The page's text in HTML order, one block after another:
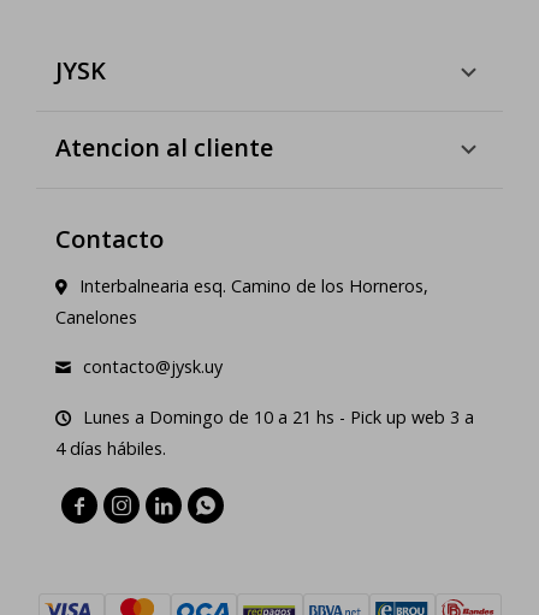
JYSK
Atencion al cliente
Contacto
Interbalnearia esq. Camino de los Horneros,
Canelones
contacto@jysk.uy
Lunes a Domingo de 10 a 21 hs - Pick up web 3 a
4 días hábiles.
   